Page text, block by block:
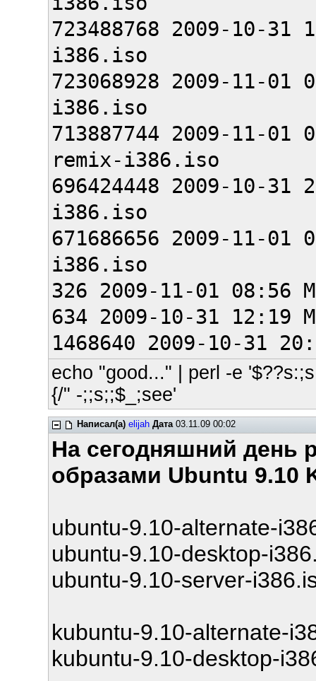
723488768 2009-10-
i386.iso
723068928 2009-11-
i386.iso
713887744 2009-11-
remix-i386.iso
696424448 2009-10-
i386.iso
671686656 2009-11-
i386.iso
326 2009-11-01 08:56
634 2009-10-31 12:19
1468640 2009-10-31
echo "good..." | perl -e
{/" -;;s;;$_;see'
Написал(а) elijah Дата03.11.09 00:02
На сегодняшний день
образами Ubuntu 9.10
ubuntu-9.10-alternate-
ubuntu-9.10-desktop-
ubuntu-9.10-server-
kubuntu-9.10-alternate-
kubuntu-9.10-desktop-